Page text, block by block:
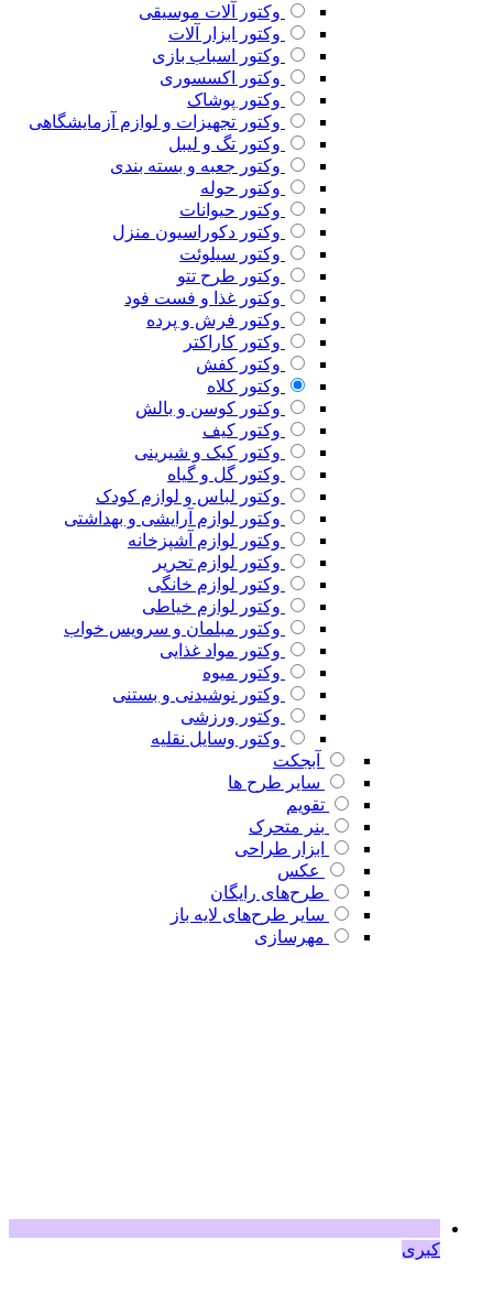
وکتور آلات موسیقی
وکتور ابزار آلات
وکتور اسباب بازی
وکتور اکسسوری
وکتور پوشاک
وکتور تجهیزات و لوازم آزمایشگاهی
وکتور تگ و لیبل
وکتور جعبه و بسته بندی
وکتور حوله
وکتور حیوانات
وکتور دکوراسیون منزل
وکتور سیلوئت
وکتور طرح تتو
وکتور غذا و فست فود
وکتور فرش و پرده
وکتور کاراکتر
وکتور کفش
وکتور کلاه
وکتور کوسن و بالش
وکتور کیف
وکتور کیک و شیرینی
وکتور گل و گیاه
وکتور لباس و لوازم کودک
وکتور لوازم آرایشی و بهداشتی
وکتور لوازم آشپزخانه
وکتور لوازم تحریر
وکتور لوازم خانگی
وکتور لوازم خیاطی
وکتور مبلمان و سرویس خواب
وکتور مواد غذایی
وکتور میوه
وکتور نوشیدنی و بستنی
وکتور ورزشی
وکتور وسایل نقلیه
آبجکت
سایر طرح ها
تقویم
بنر متحرک
ابزار طراحی
عکس
طرح‌های رایگان
سایر طرح‌های لایه باز
مهرسازی
کبری